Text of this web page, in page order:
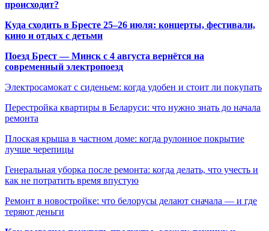
происходит?
Куда сходить в Бресте 25–26 июля: концерты, фестивали,
кино и отдых с детьми
Поезд Брест — Минск с 4 августа вернётся на
современный электропоезд
Электросамокат с сиденьем: когда удобен и стоит ли покупать
Перестройка квартиры в Беларуси: что нужно знать до начала
ремонта
Плоская крыша в частном доме: когда рулонное покрытие
лучше черепицы
Генеральная уборка после ремонта: когда делать, что учесть и
как не потратить время впустую
Ремонт в новостройке: что белорусы делают сначала — и где
теряют деньги